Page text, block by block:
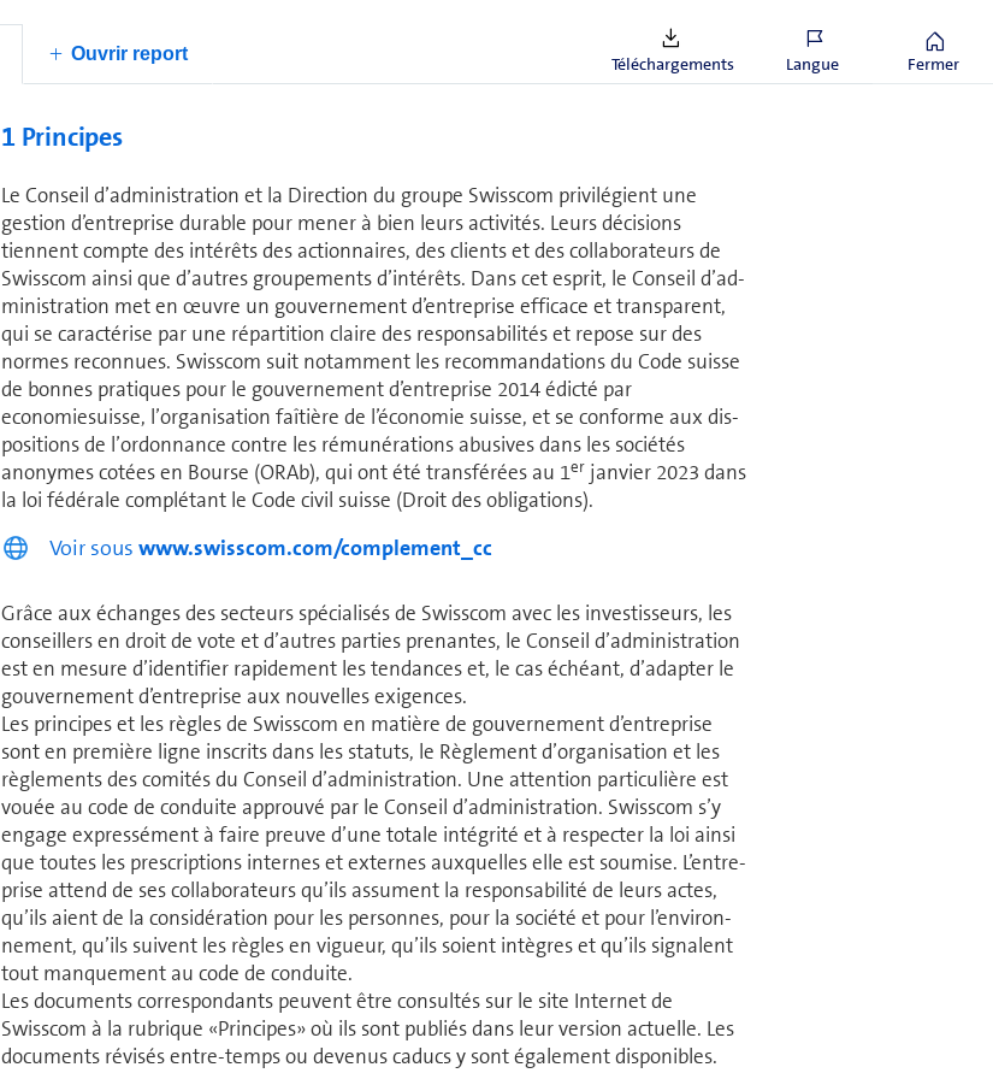
Ouvrir report Téléchargements Langue Fermer
1 Principes
Le Conseil d’ad­mi­nis­tra­tion et la Direction du groupe Swisscom privilégient une
gestion d’en­tre­prise durable pour mener à bien leurs activités. Leurs décisions
tiennent compte des intérêts des ac­tion­naires, des clients et des col­la­bo­ra­teurs de
Swisscom ainsi que d’autres grou­pe­ments d’intérêts. Dans cet esprit, le Conseil d’ad­
mi­nis­tra­tion met en œuvre un gouvernement d’en­tre­prise efficace et transparent,
qui se caractérise par une répartition claire des res­pon­sa­bi­li­tés et repose sur des
normes reconnues. Swisscom suit no­tam­ment les re­com­man­da­tions du Code suisse
de bonnes pratiques pour le gouvernement d’en­tre­prise 2014 édicté par
economiesuisse, l’or­ga­ni­sa­tion faîtière de l’économie suisse, et se conforme aux dis­
po­si­tions de l’ordonnance contre les ré­mu­né­ra­tions abusives dans les sociétés
anonymes cotées en Bourse (ORAb), qui ont été transférées au 1er janvier 2023 dans
la loi fédérale complétant le Code civil suisse (Droit des obligations).
Voir sous www.swisscom.com/complement_cc
Grâce aux échanges des secteurs spécialisés de Swisscom avec les investisseurs, les
conseillers en droit de vote et d’autres parties prenantes, le Conseil d’ad­mi­nis­tra­tion
est en mesure d’identifier rapidement les tendances et, le cas échéant, d’adapter le
gouvernement d’en­tre­prise aux nouvelles exigences.
Les principes et les règles de Swisscom en matière de gouvernement d’en­tre­prise
sont en première ligne inscrits dans les statuts, le Règlement d’or­ga­ni­sa­tion et les
règlements des comités du Conseil d’ad­mi­nis­tra­tion. Une attention particulière est
vouée au code de conduite ap­prouvé par le Conseil d’ad­mi­nis­tra­tion. Swisscom s’y
engage expressément à faire preuve d’une totale intégrité et à respecter la loi ainsi
que toutes les pres­crip­tions internes et externes auxquelles elle est soumise. L’en­tre­
prise attend de ses col­la­bo­ra­teurs qu’ils assument la responsabilité de leurs actes,
qu’ils aient de la considération pour les per­sonnes, pour la société et pour l’en­vi­ron­
ne­ment, qu’ils suivent les règles en vigueur, qu’ils soient intègres et qu’ils signalent
tout man­que­ment au code de conduite.
Les documents cor­res­pondants peuvent être consultés sur le site Internet de
Swisscom à la rubrique «Principes» où ils sont publiés dans leur version actuelle. Les
documents révisés entre-temps ou devenus caducs y sont éga­le­ment dis­po­nibles.